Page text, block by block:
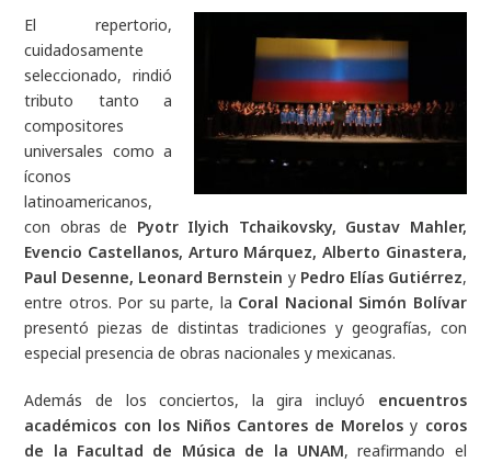
El repertorio,
cuidadosamente
seleccionado, rindió
tributo tanto a
compositores
universales como a
íconos
latinoamericanos,
con obras de Pyotr Ilyich Tchaikovsky, Gustav Mahler,
Evencio Castellanos, Arturo Márquez, Alberto Ginastera,
Paul Desenne, Leonard Bernstein y Pedro Elías Gutiérrez,
entre otros. Por su parte, la Coral Nacional Simón Bolívar
presentó piezas de distintas tradiciones y geografías, con
especial presencia de obras nacionales y mexicanas.
Además de los conciertos, la gira incluyó encuentros
académicos con los Niños Cantores de Morelosy coros
de la Facultad de Música de la UNAM, reafirmando el